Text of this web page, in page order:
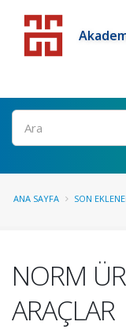
ANA SAYFA SON
NORM
ARAÇLAR